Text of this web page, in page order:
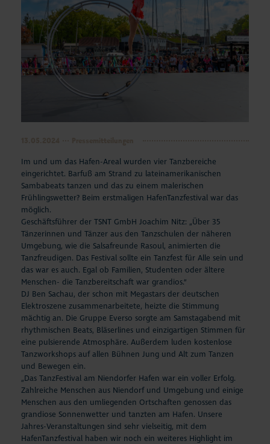
Im und um das Hafen-Areal wurden vier Tanzbereiche
eingerichtet. Barfuß am Strand zu lateinamerikanischen
Sambabeats tanzen und das zu einem malerischen
Frühlingswetter? Beim erstmaligen HafenTanzfestival war das
möglich.
Geschäftsführer der TSNT GmbH Joachim Nitz: „Über 35
Tänzerinnen und Tänzer aus den Tanzschulen der näheren
Umgebung, wie die Salsafreunde Rasoul, animierten die
Tanzfreudigen. Das Festival sollte ein Tanzfest für Alle sein und
das war es auch. Egal ob Familien, Studenten oder ältere
Menschen- die Tanzbereitschaft war grandios.“
DJ Ben Sachau, der schon mit Megastars der deutschen
Elektroszene zusammenarbeitete, heizte die Stimmung
mächtig an. Die Gruppe Everso sorgte am Samstagabend mit
rhythmischen Beats, Bläserlines und einzigartigen Stimmen für
eine pulsierende Atmosphäre. Außerdem luden kostenlose
Tanzworkshops auf allen Bühnen Jung und Alt zum Tanzen
und Bewegen ein.
„Das TanzFestival am Niendorfer Hafen war ein voller Erfolg.
Zahlreiche Menschen aus Niendorf und Umgebung und einige
Menschen aus den umliegenden Ortschaften genossen das
grandiose Sonnenwetter und tanzten am Hafen. Unsere
Jahres-Veranstaltungen sind sehr vielseitig, mit dem
HafenTanzfestival haben wir noch ein weiteres Highlight im